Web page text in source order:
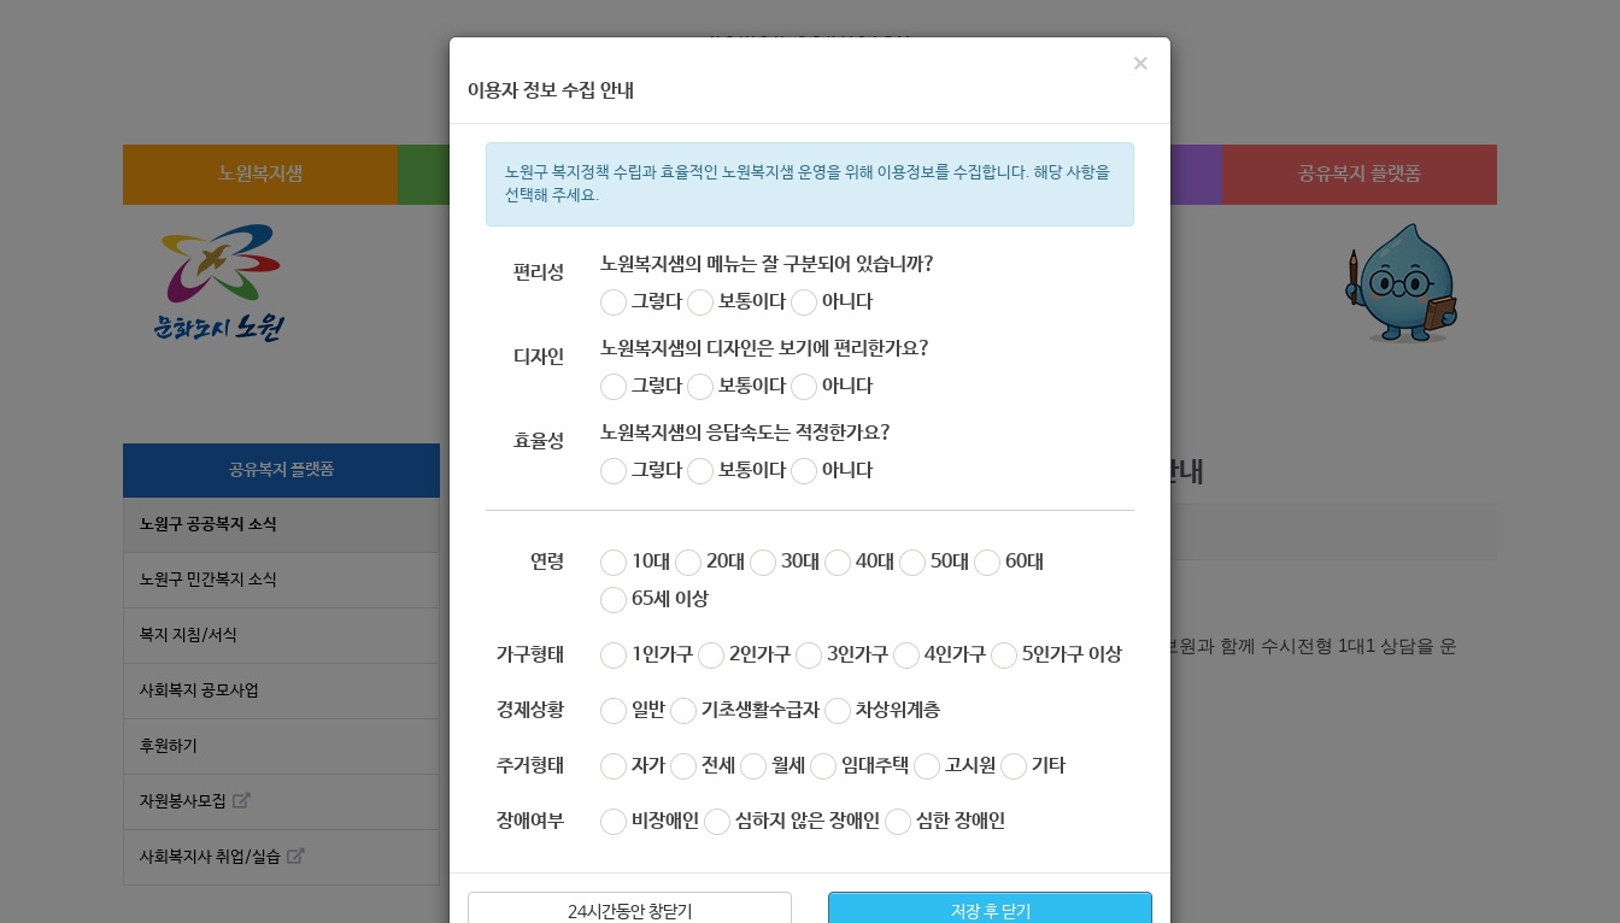
노원복지샘 복지정보 복지서비스 신청 복지시설찾기 공유복지 플랫폼
복지관 지원금 이용시설 ìº 성민복지관 월세 체육
×
이용자 정보 수집 안내
노원구 복지정책 수립과 효율적인 노원복지샘 운영을 위해 이용정보를 수집합니다. 해당 사항을
선택해 주세요.
편리성
노원복지샘의 메뉴는 잘 구분되어 있습니까?
그렇다
보통이다 아니다
디자인
노원복지샘의 디자인은 보기에 편리한가요?
그렇다
보통이다 아니다
효율성
노원복지샘의 응답속도는 적정한가요?
그렇다
보통이다 아니다
연령 10대 20대 30대 40대 50대
60대
65세 이상
가구형태 1인가구 2인가구 3인가구 4인가구 5인가구 이상
경제상황 일반 기초생활수급자 차상위계층
주거형태 자가 전세 월세 임대주택 고시원 기타
장애여부 비장애인 심하지 않은 장애인 심한 장애인
24시간동안 창닫기 저장 후 닫기
공유복지 플랫폼
노원구 공공복지 소식
노원구 민간복지 소식
복지 지침/서식
사회복지 공모사업
후원하기
자원봉사모집
사회복지사 취업/실습
[교육지원과] 2021학년도 대입 수시전형 1대1 상담 신청 안내
대입 수시 전형 지원을 앞둔 수험생과 학부모님을 위하여 서울시교육청 교육연구정보원과 함께 수시전형 1대1 상담을 운
영하니, 많은 참여 바랍니다.
▣ 운영사항
•기 간 : 2020. 9. 14.(월) ~ 9. 18.(금) 16시 ~ 21시
• 대 상 : 대입 수험생 및 학부모